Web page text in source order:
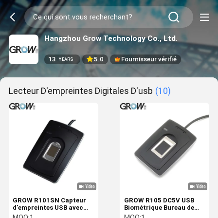
Hangzhou Grow Technology Co., Ltd.
13 YEARS 5.0 Fournisseur vérifié
Lecteur D'empreintes Digitales D'usb (10)
GROW R101SN Capteur
d'empreintes USB avec
Windows98,Me,NT4.0,2000Je
GROW R105 DC5V USB
Biométrique Bureau de
grande taille Lecteur